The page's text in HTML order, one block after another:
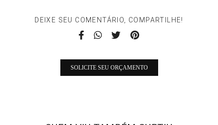
DEIXE SEU COMENTÁRIO, COMPARTILHE!
SOLICITE SEU ORÇAMENTO